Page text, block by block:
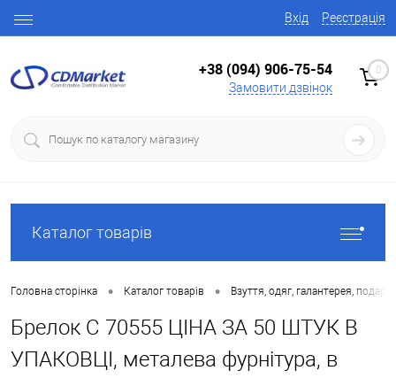
Вхід Реєстрація
+38 (094) 906-75-54
Замовити дзвінок
0
Каталог товарів
Головна сторінка • Каталог товарів • Взуття, одяг, галантерея,
Брелок C 70555 ЦІНА ЗА 50 ШТУК В
УПАКОВЦІ, металева фурнітура, в